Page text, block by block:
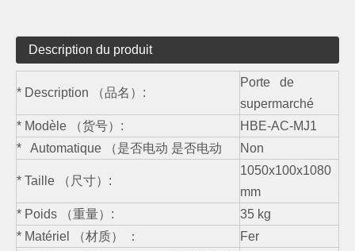
Description du produit
* Description （品名）:
Porte de
supermarché
* Modèle （货号）:
HBE-AC-MJ1
* Automatique （是否电动 是否电动
Non
* Taille （尺寸）:
1050x100x1080
mm
* Poids （重量）:
35 kg
* Matériel （材质） ：
Fer